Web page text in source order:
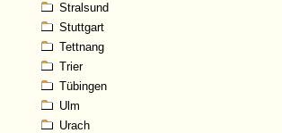
Stralsund
Stuttgart
Tettnang
Trier
Tübingen
Ulm
Urach